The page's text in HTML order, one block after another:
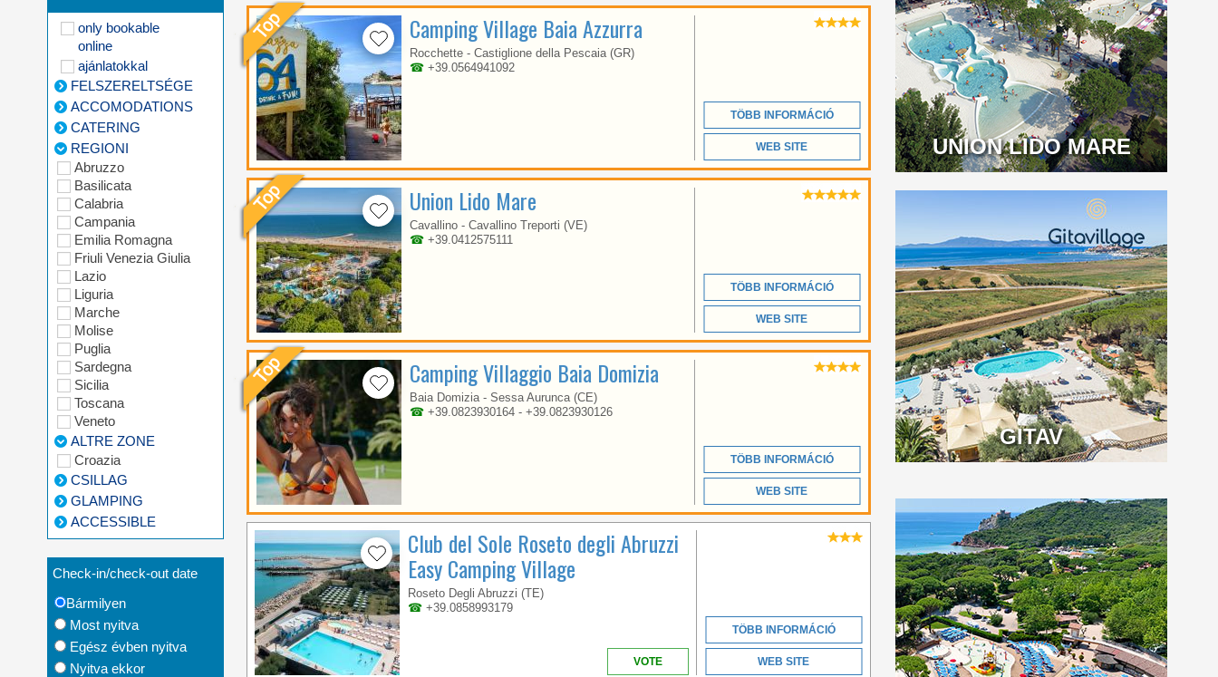
only bookable
online
ajánlatokkal
FELSZERELTSÉGE
ACCOMODATIONS
CATERING
REGIONI
Abruzzo
Basilicata
Calabria
Campania
Emilia Romagna
Friuli Venezia Giulia
Lazio
Liguria
Marche
Molise
Puglia
Sardegna
Sicilia
Toscana
Veneto
ALTRE ZONE
Croazia
CSILLAG
GLAMPING
ACCESSIBLE
Check-in/check-out date
Bármilyen
Most nyitva
Egész évben nyitva
Nyitva ekkor
Camping Village Baia Azzurra
Rocchette - Castiglione della Pescaia (GR)
☎ +39.0564941092
TÖBB INFORMÁCIÓ
WEB SITE
Union Lido Mare
Cavallino - Cavallino Treporti (VE)
☎ +39.0412575111
TÖBB INFORMÁCIÓ
WEB SITE
Camping Villaggio Baia Domizia
Baia Domizia - Sessa Aurunca (CE)
☎ +39.0823930164 - +39.0823930126
TÖBB INFORMÁCIÓ
WEB SITE
Club del Sole Roseto degli Abruzzi
Easy Camping Village
Roseto Degli Abruzzi (TE)
☎ +39.0858993179
VOTE
TÖBB INFORMÁCIÓ
WEB SITE
UNION LIDO MARE
GITAV
UNDER THE TUSCAN
SUN OF THE MAREMMA